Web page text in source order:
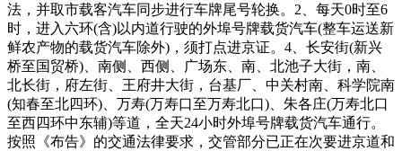
法，并取市载客汽车同步进行车牌尾号轮换。2、每天0时至6
时，进入六环(含)以内道行驶的外埠号牌载货汽车(整车运送新
鲜农产物的载货汽车除外)，须打点进京证。4、长安街(新兴
桥至国贸桥)、南侧、西侧、广场东、南、北池子大街，南、
北长街，府左街、王府井大街，台基厂、中关村南、科学院南
(知春至北四环)、万寿(万寿口至万寿北口)、朱各庄(万寿北口
至西四环中东辅)等道，全天24小时外埠号牌载货汽车通行。
按照《布告》的交通法律要求，交管部分已正在次要进京道和